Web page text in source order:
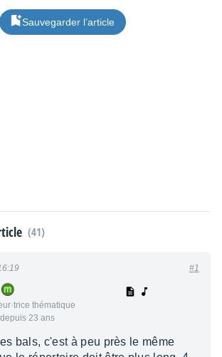
Sauvegarder l’article
(41)
thématique
23 ans
#1
bals, c'est à peu près le même